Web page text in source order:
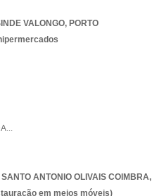
VALONGO, PORTO
...
SANTO ANTONIO OLIVAIS COIMBRA,
em meios móveis)